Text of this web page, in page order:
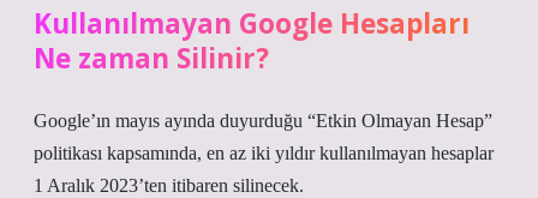
Kullanılmayan Google Hesapları
Ne zaman Silinir?
Google’ın mayıs ayında duyurduğu “Etkin Olmayan Hesap”
politikası kapsamında, en az iki yıldır kullanılmayan hesaplar
1 Aralık 2023’ten itibaren silinecek.